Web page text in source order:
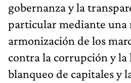
gobernanza y la
particular mediante una
armonización de los
contra la corrupción y la
blanqueo de capitales y